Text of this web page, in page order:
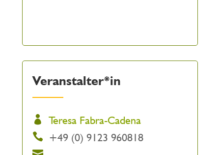
Veranstalter*in
Teresa Fabra-Cadena
+49 (0) 9123 960818